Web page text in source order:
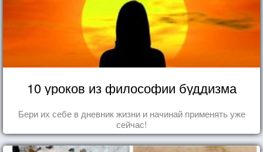
10 уроков из философии буддизма
Бери их себе в дневник жизни и начинай применять уже
сейчас!